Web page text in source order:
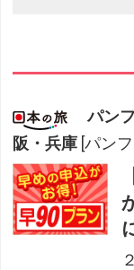
パン
阪・兵庫 [パン